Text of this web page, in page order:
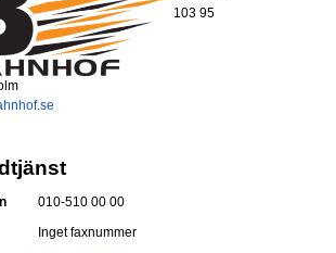
103 95
010-510 00 00
Inget faxnummer